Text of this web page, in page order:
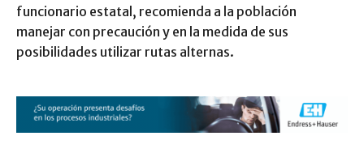
funcionario estatal, recomienda a la población
manejar con precaución y en la medida de sus
posibilidades utilizar rutas alternas.